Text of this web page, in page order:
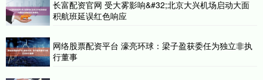
长富配资官网 受大雾影响&#32;北京大兴机场启动大面
积航班延误红色响应
网络股票配资平台 濠亮环球：梁子盈获委任为独立非执
行董事